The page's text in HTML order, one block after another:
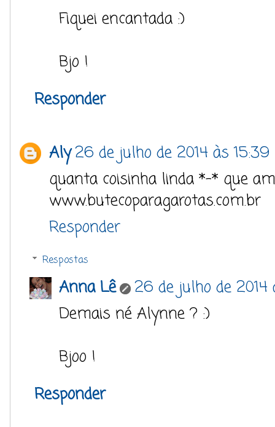
Fiquei encantada :)
Bjo !
Responder
Aly26 de julho de 2014 às 15:39
quanta coisinha linda *-* que
www.butecoparagarotas.com.br
Responder
Respostas
Anna Lê
26 de julho de 2014
Demais né Alynne ? :)
Bjoo !
Responder